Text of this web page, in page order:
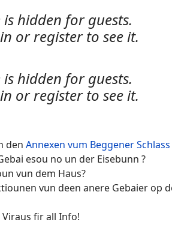
is hidden for guests.
or register to see it.
is hidden for guests.
or register to see it.
den Annexen vum Beggener Schlass
esou no un der Eisebunn ?
vun dem Haus?
vun deen anere Gebaier op
fir all Info!